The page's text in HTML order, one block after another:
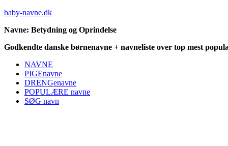
baby-navne.dk
Navne: Betydning og Oprindelse
Godkendte danske børnenavne + navneliste over top mest
NAVNE
PIGEnavne
DRENGenavne
POPULÆRE navne
SØG navn